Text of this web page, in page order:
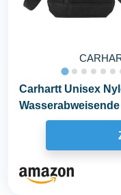
Carhartt Unisex
Umhängegurt...